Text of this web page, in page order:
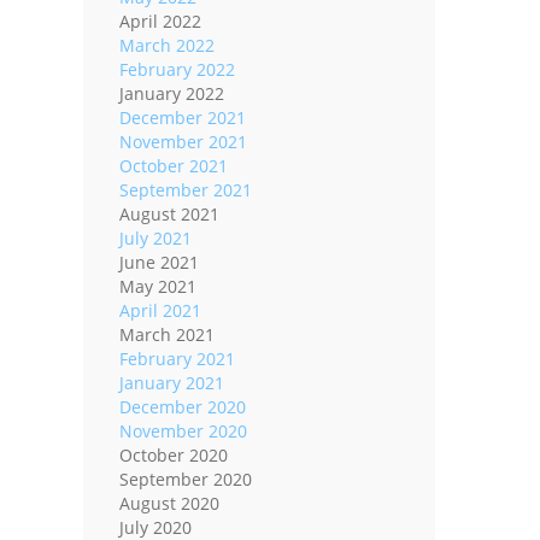
April 2022
March 2022
February 2022
January 2022
December 2021
November 2021
October 2021
September 2021
August 2021
July 2021
June 2021
May 2021
April 2021
March 2021
February 2021
January 2021
December 2020
November 2020
October 2020
September 2020
August 2020
July 2020